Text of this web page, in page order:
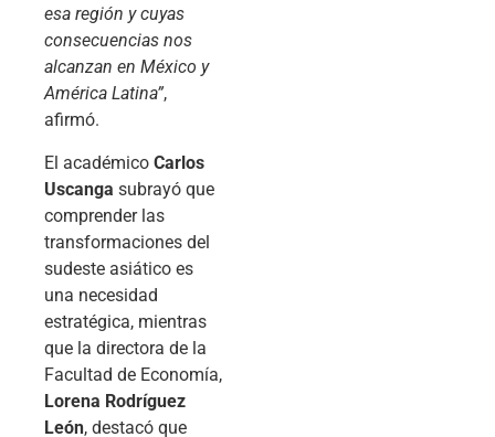
esa región y cuyas
consecuencias nos
alcanzan en México y
América Latina”,
afirmó.
El académico Carlos
Uscanga subrayó que
comprender las
transformaciones del
sudeste asiático es
una necesidad
estratégica, mientras
que la directora de la
Facultad de Economía,
Lorena Rodríguez
León, destacó que